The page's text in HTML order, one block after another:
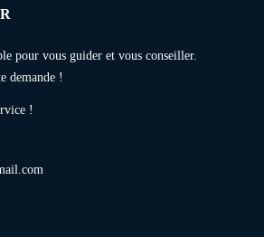
pour vous guider et vous conseiller.
demande !
!